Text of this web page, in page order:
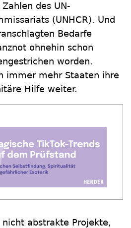
des UN-
(UNHCR). Und
Bedarfe
ohnehin schon
worden.
immer mehr Staaten ihre
Hilfe weiter.
nicht abstrakte Projekte,